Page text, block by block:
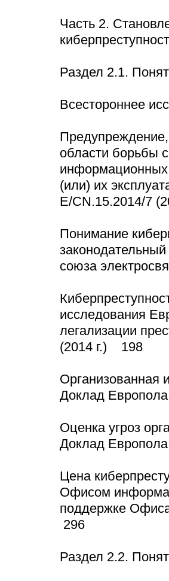
Часть 2.
Раздел 2.1.
Всестороннее
области борьбы
информационных
(или) их
Е/CN.15.2014/7
Понимание
союза
исследования
легализации
(2014 г.) 198
Организованная
Доклад
Оценка угроз
Доклад
Цена
Офисом
поддержке
296
Раздел 2.2.